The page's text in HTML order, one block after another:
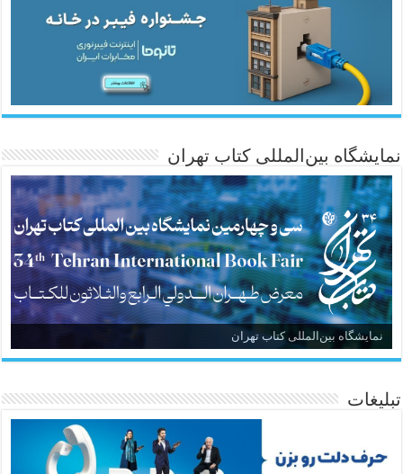
نمایشگاه بین‌المللی کتاب تهران
نمایشگاه بین‌المللی کتاب تهران
تبلیغات